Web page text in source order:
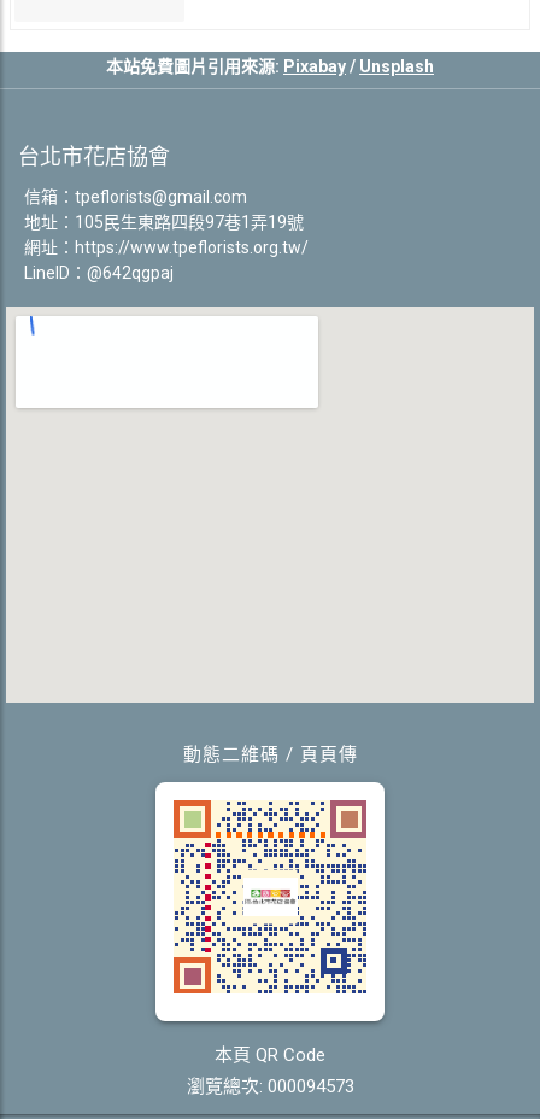
本站免費圖片引用來源: Pixabay/ Unsplash
台北市花店協會
信箱： tpeflorists@gmail.com
地址：105民生東路四段97巷1弄19號
網址： https://www.tpeflorists.org.tw/
LineID：@642qgpaj
動態二維碼 / 頁頁傳
本頁 QR Code
瀏覽總次: 000094573